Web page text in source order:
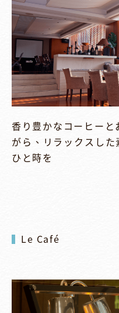
香り豊かなコーヒー
がら、リラックスし
ひと時を
Le Café